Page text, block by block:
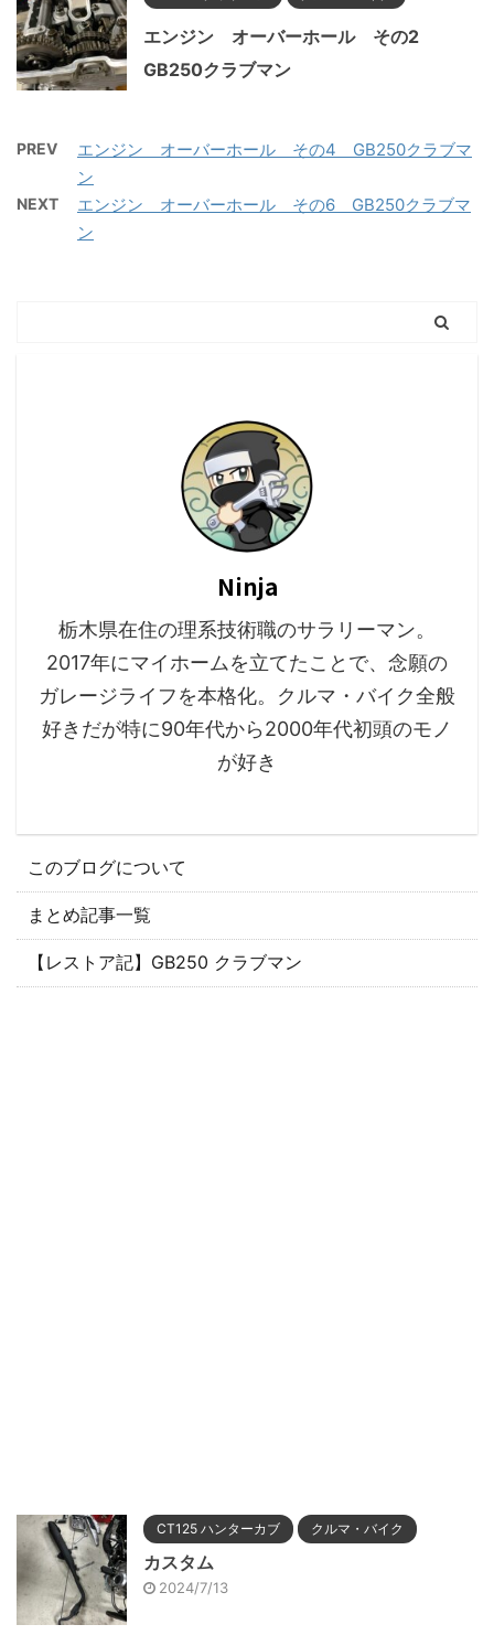
エンジン オーバーホール その2
GB250クラブマン
PREV
エンジン オーバーホール その4 GB250クラブマ
ン
NEXT
エンジン オーバーホール その6 GB250クラブマ
ン
Ninja
栃木県在住の理系技術職のサラリーマン。
2017年にマイホームを立てたことで、念願の
ガレージライフを本格化。クルマ・バイク全般
好きだが特に90年代から2000年代初頭のモノ
が好き
このブログについて
まとめ記事一覧
【レストア記】GB250 クラブマン
CT125 ハンターカブ クルマ・バイク
カスタム
2024/7/13